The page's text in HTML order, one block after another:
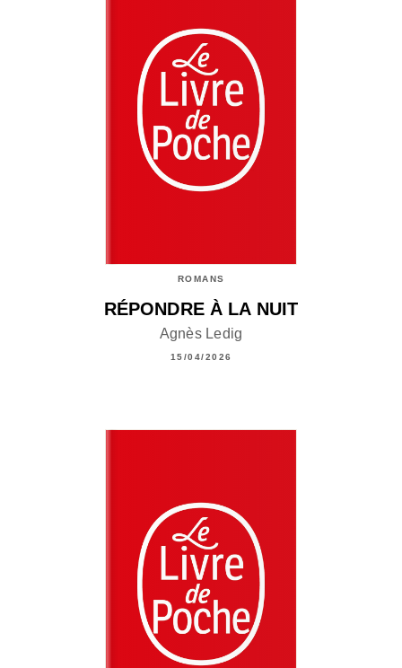
ROMANS
RÉPONDRE À LA NUIT
Agnès Ledig
15/04/2026